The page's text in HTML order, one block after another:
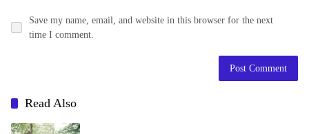
Save my name, email, and website in this browser for the next
time I comment.
Read Also